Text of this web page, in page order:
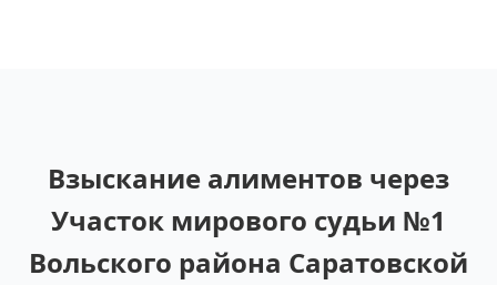
Взыскание алиментов через
Участок мирового судьи №1
Вольского района Саратовской